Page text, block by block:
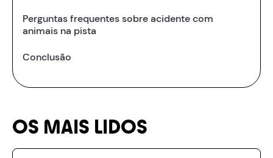
Perguntas frequentes sobre acidente com
animais na pista
Conclusão
OS MAIS LIDOS